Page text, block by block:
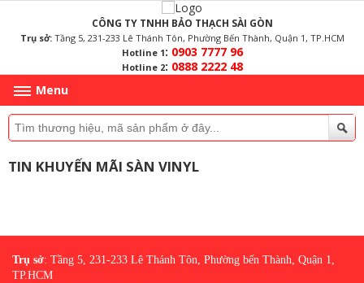
CÔNG TY TNHH BẢO THẠCH SÀI GÒN
Trụ sở:Tầng 5, 231-233 Lê Thánh Tôn, Phường Bến Thành, Quận 1, TP.HCM
Hotline 1: 0903 7777 96
Hotline 2: 0888 2222 48
Menu
TIN KHUYẾN MÃI SÀN VINYL
Trụ sở: Tầng 5, 231-233 Lê Thánh Tôn, Phường bến Thành, Quận 1,
TP.HCM